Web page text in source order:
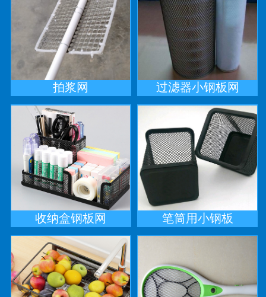
拍浆网 过滤器小钢板网
收纳盒钢板网 笔筒用小钢板